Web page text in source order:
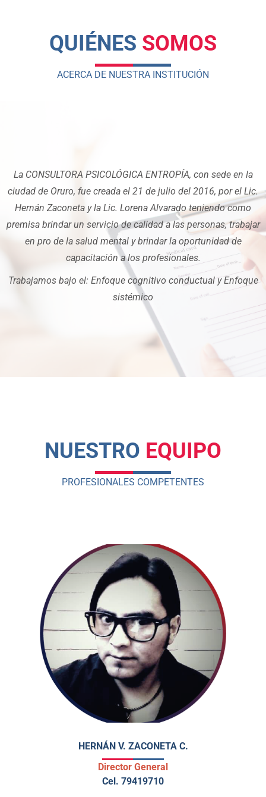
QUIÉNES SOMOS
ACERCA DE NUESTRA INSTITUCIÓN
La CONSULTORA PSICOLÓGICA ENTROPÍA, con sede en la
ciudad de Oruro, fue creada el 21 de julio del 2016, por el Lic.
Hernán Zaconeta y la Lic. Lorena Alvarado teniendo como
premisa brindar un servicio de calidad a las personas, trabajar
en pro de la salud mental y brindar la oportunidad de
capacitación a los profesionales.
Trabajamos bajo el: Enfoque cognitivo conductual y Enfoque
sistémico
NUESTRO EQUIPO
PROFESIONALES COMPETENTES
MAESTRÍA EN PSICOLOGÍA CLÍNICA DE LA
SALUD CON ENFOQUE COGNITIVO.
ESPECIALIDAD EN PSICOLÓGICA CLÍNICA
SISTÉMICA Y TERAPIAS BREVES.
DIPLOMADO EN PSICOLOGÍA JURÍDICA Y
FORENSE.
DIPLOMADO EN PSICOLOGÍA CRIMINAL Y
SISTEMAS PENITENCIARIOS.
DIPLOMADO EN COMPORTAMIENTO ADICTIVO Y
GESTIÓN EN INTERVENCIÓN TERAPÉUTICA EN
ADICCIONES.
DIPLOMADO EN VALORES Y DERECHOS
HUMANOS.
DIPLOMADO EN CIENCIAS DE LA EDUCACIÓN
SUPERIOR.
HERNÁN V. ZACONETA C.
Director General
Cel. 79419710